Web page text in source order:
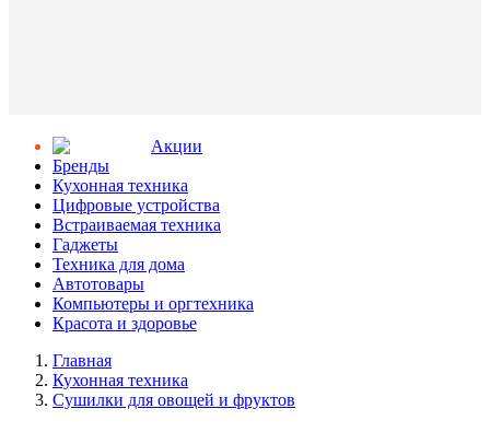
Aкции
Бренды
Кухонная техника
Цифровые устройства
Встраиваемая техника
Гаджеты
Техника для дома
Автотовары
Компьютеры и оргтехника
Красота и здоровье
Главная
Кухонная техника
Сушилки для овощей и фруктов